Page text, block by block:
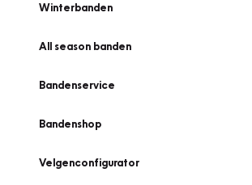
Winterbanden
All season banden
Bandenservice
Bandenshop
Velgenconfigurator